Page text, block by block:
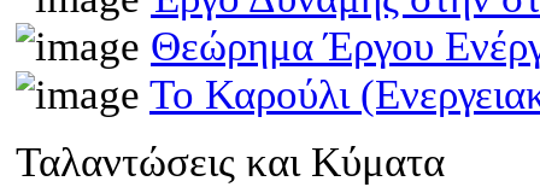
Θεώρημα Έργου
Το Καρούλι
Ταλαντώσεις και Κύματα